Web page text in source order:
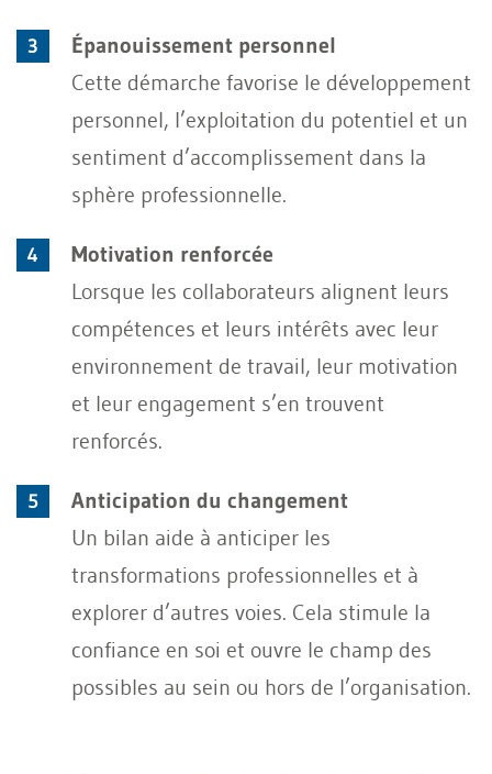
Épanouissement personnel
Cette démarche favorise le développement
personnel, l’exploitation du potentiel et un
sentiment d’accomplissement dans la
sphère professionnelle.
Motivation renforcée
Lorsque les collaborateurs alignent leurs
compétences et leurs intérêts avec leur
environnement de travail, leur motivation
et leur engagement s’en trouvent
renforcés.
Anticipation du changement
Un bilan aide à anticiper les
transformations professionnelles et à
explorer d’autres voies. Cela stimule la
confiance en soi et ouvre le champ des
possibles au sein ou hors de l’organisation.